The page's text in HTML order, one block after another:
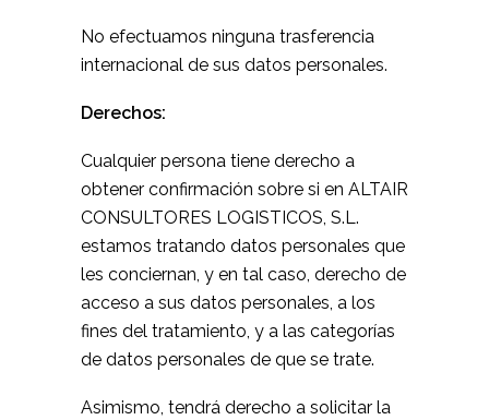
No efectuamos ninguna trasferencia
internacional de sus datos personales.
Derechos:
Cualquier persona tiene derecho a
obtener confirmación sobre si en ALTAIR
CONSULTORES LOGISTICOS, S.L.
estamos tratando datos personales que
les conciernan, y en tal caso, derecho de
acceso a sus datos personales, a los
fines del tratamiento, y a las categorías
de datos personales de que se trate.
Asimismo, tendrá derecho a solicitar la